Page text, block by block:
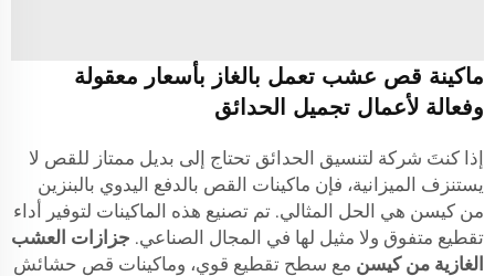
ماكينة قص عشب تعمل بالغاز بأسعار معقولة
وفعالة لأعمال تجميل الحدائق
إذا كنتَ شركة لتنسيق الحدائق تحتاج إلى بديل ممتاز للقص لا
يستنزف الميزانية، فإن ماكينات القص بالدفع اليدوي بالبنزين
من كيسن هي الحل المثالي. تم تصنيع هذه الماكينات لتوفير أداء
تقطيع متفوق ولا مثيل لها في المجال الصناعي. جزازات العشب
الغازية من كيسن مع سطح تقطيع قوي، وماكينات قص حشائش